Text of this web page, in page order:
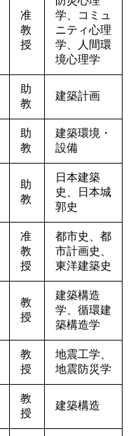
准
教
授
学、コミュ
ニティ心理
学、人間環
境心理学
助
教
建築計画
助
教
建築環境・
設備
助
教
日本建築
史、日本城
郭史
准
教
授
都市史、都
市計画史、
東洋建築史
教
授
建築構造
学、循環建
築構造学
教
授
地震工学、
地震防災学
教
授
建築構造